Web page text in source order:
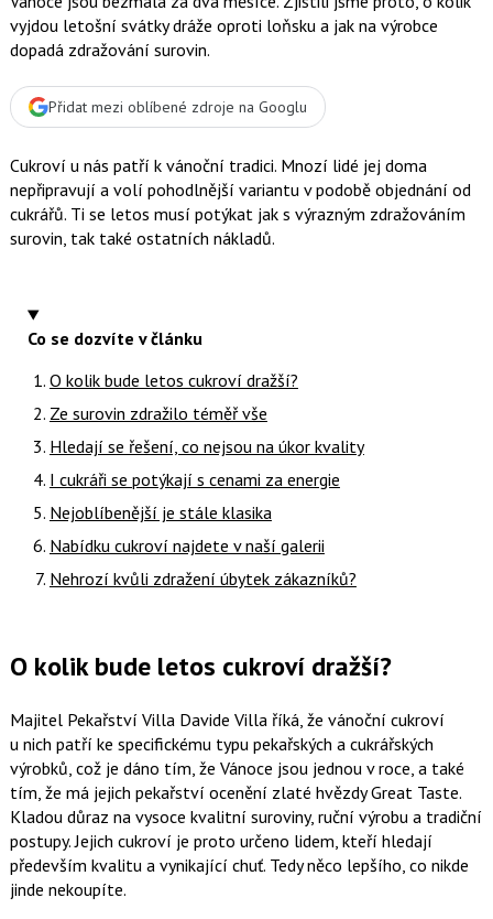
vyjdou letošní svátky dráže oproti loňsku a jak na výrobce
dopadá zdražování surovin.
Přidat mezi oblíbené zdroje na Googlu
Cukroví u nás patří k vánoční tradici. Mnozí lidé jej doma
nepřipravují a volí pohodlnější variantu v podobě objednání od
cukrářů. Ti se letos musí potýkat jak s výrazným zdražováním
surovin, tak také ostatních nákladů.
Co se dozvíte v článku
O kolik bude letos cukroví dražší?
Ze surovin zdražilo téměř vše
Hledají se řešení, co nejsou na úkor kvality
I cukráři se potýkají s cenami za energie
Nejoblíbenější je stále klasika
Nabídku cukroví najdete v naší galerii
Nehrozí kvůli zdražení úbytek zákazníků?
O kolik bude letos cukroví dražší?
Majitel Pekařství Villa Davide Villaříká, že vánoční cukroví
u nich patří ke specifickému typu pekařských a cukrářských
výrobků, což je dáno tím, že Vánoce jsou jednou v roce, a také
tím, že má jejich pekařství ocenění zlaté hvězdy Great Taste.
Kladou důraz na vysoce kvalitní suroviny, ruční výrobu a tradiční
postupy. Jejich cukroví je proto určeno lidem, kteří hledají
především kvalitu a vynikající chuť. Tedy něco lepšího, co nikde
jinde nekoupíte.